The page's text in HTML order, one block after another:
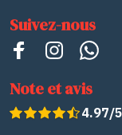
Suivez-nous
Note et avis
4.97/